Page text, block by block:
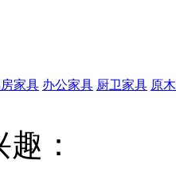
家具 办公家具 厨卫家具 原
：